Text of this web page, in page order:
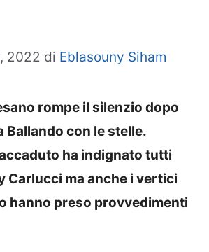
2022 di Eblasouny Siham
rompe il silenzio dopo
Ballando con le stelle.
ha indignato tutti
Carlucci ma anche i vertici
hanno preso provvedimenti